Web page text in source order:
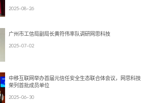
2025-08-26
广州市工信局副局长黄符伟率队调研网思科技
2025-07-02
中移互联网举办首届元信任安全生态联合体会议，网思科技
荣列首批成员单位
2025-06-30